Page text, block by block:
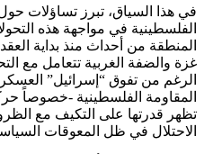
في هذا السياق، تبرز تساؤلات
الفلسطينية في مواجهة هذه
المنطقة من أحداث منذ بداية
غزة والضفة الغربية تتعامل مع
الرغم من تفوق “إسرائيل”
المقاومة الفلسطينية -خصوصاً
تظهر قدرتها على التكيف مع
الاحتلال في ظل المعوقات